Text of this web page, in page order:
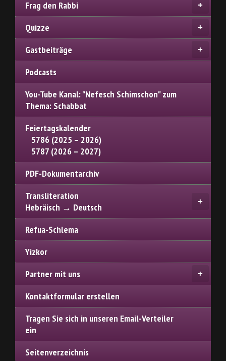
Frag den Rabbi
Quizze
Gastbeiträge
Podcasts
You-Tube Kanal: "Nefesch Schimschon" zum
Thema: Schabbat
Feiertagskalender
5786 (2025 – 2026)
5787 (2026 – 2027)
PDF-Dokumentarchiv
Transliteration
Hebräisch → Deutsch
Refua-Schlema
Yizkor
Partner mit uns
Kontaktformular erstellen
Tragen Sie sich in unseren Email-Verteiler
ein
Seitenverzeichnis